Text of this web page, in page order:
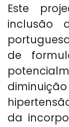
Este
inclusão
de
da